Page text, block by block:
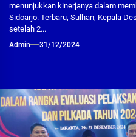
menunjukkan kinerjanya dalam
Sidoarjo. Terbaru, Sulhan, Kepala
setelah 2...
Admin 31/12/2024